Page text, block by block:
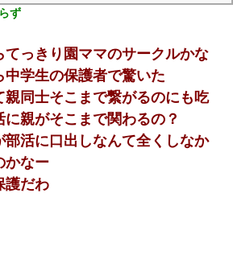
ず
てっきり園ママのサークルかな
中学生の保護者で驚いた
親同士そこまで繋がるのにも吃
親がそこまで関わるの？
部活に口出しなんて全くしなか
かなー
護だわ